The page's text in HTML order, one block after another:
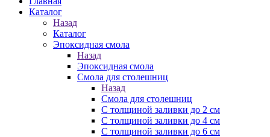
Каталог
Назад
Каталог
Эпоксидная смола
Назад
Эпоксидная смола
Смола для столешниц
Назад
Смола для столешниц
С толщиной заливки до 2 см
С толщиной заливки до 4 см
С толщиной заливки до 6 см